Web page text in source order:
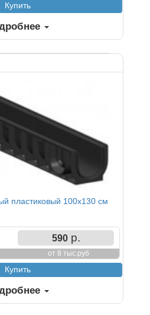
пластиковый 100х130 см
590р.
от 8 тыс.руб